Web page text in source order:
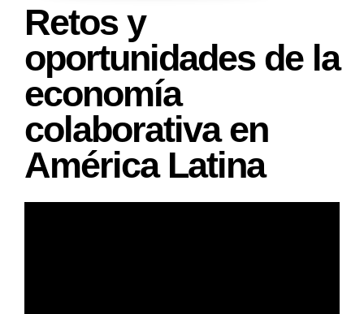
Retos y
oportunidades de la
economía
colaborativa en
América Latina